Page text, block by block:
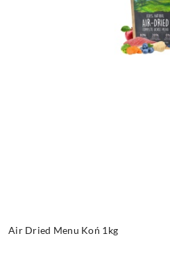
Air Dried Menu Koń 1kg